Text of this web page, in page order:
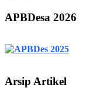
APBDesa 2026
Arsip Artikel